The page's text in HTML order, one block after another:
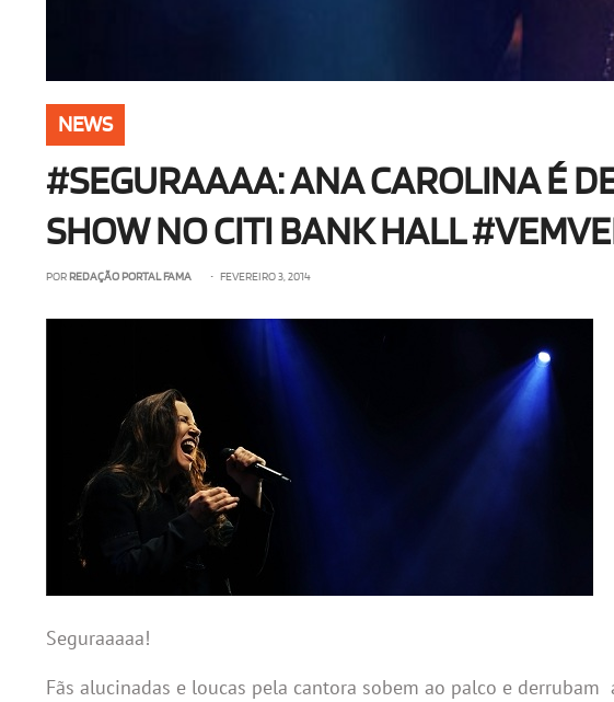
NEWS
#SEGURAAAA: ANA CAROLINA É
SHOW NO CITI BANK HALL
POR REDAÇÃO PORTAL FAMA • FEVEREIRO 3, 2014
Seguraaaaa!
Fãs alucinadas e loucas pela cantora sobem ao palco e